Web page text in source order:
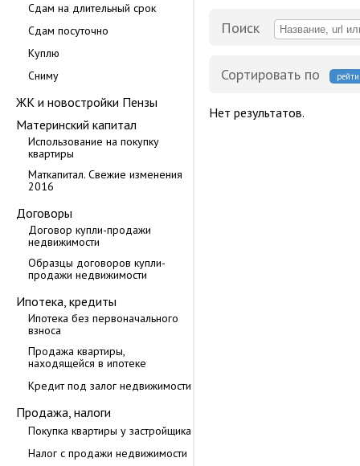
Сдам на длительный срок
Сдам посуточно
Куплю
Сниму
ЖК и новостройки Пензы
Материнский капитал
Использование на покупку
квартиры
Маткапитал. Свежие изменения
2016
Договоры
Договор купли-продажи
недвижимости
Образцы договоров купли-
продажи недвижимости
Ипотека, кредиты
Ипотека без первоначального
взноса
Продажа квартиры,
находящейся в ипотеке
Кредит под залог недвижимости
Продажа, налоги
Покупка квартиры у застройщика
Налог с продажи недвижимости
Поиск
Сортировать по
Нет результатов.